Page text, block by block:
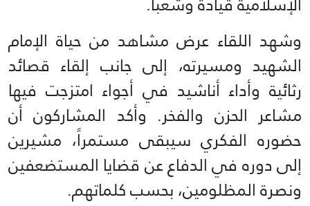
وشهد اللقاء عرض مشاهد من حياة الإمام
الشهيد ومسيرته، إلى جانب إلقاء قصائد
رثائية وأداء أناشيد في أجواء امتزجت فيها
مشاعر الحزن والفخر. وأكد المشاركون أن
حضوره الفكري سيبقى مستمراً، مشيرين
إلى دوره في الدفاع عن قضايا المستضعفين
ونصرة المظلومين، بحسب كلماتهم.